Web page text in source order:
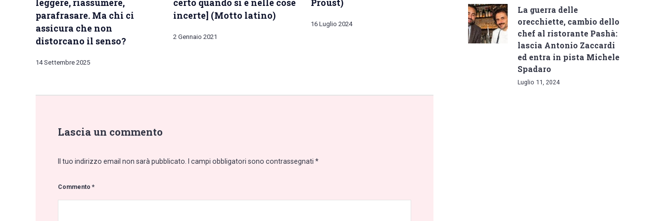
leggere, riassumere,
parafrasare. Ma chi ci
assicura che non
distorcano il senso?
14 Settembre 2025
certo quando si è nelle cose
incerte] (Motto latino)
2 Gennaio 2021
Proust)
16 Luglio 2024
Lascia un commento
Il tuo indirizzo email non sarà pubblicato. I campi obbligatori sono contrassegnati *
Commento*
La guerra delle
orecchiette, cambio dello
chef al ristorante Pashà:
lascia Antonio Zaccardi
ed entra in pista Michele
Spadaro
Luglio 11, 2024